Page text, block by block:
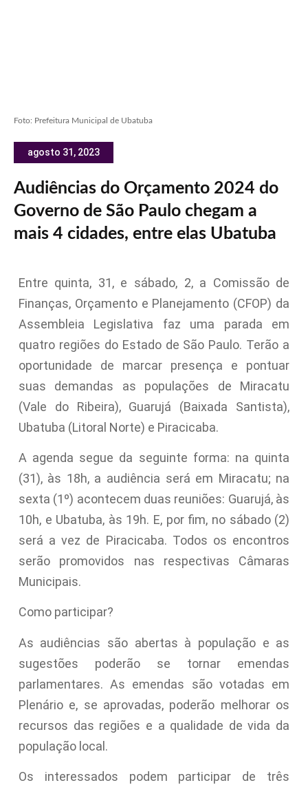
Foto: Prefeitura Municipal de Ubatuba
agosto 31, 2023
Audiências do Orçamento 2024 do
Governo de São Paulo chegam a
mais 4 cidades, entre elas Ubatuba
Entre quinta, 31, e sábado, 2, a Comissão de
Finanças, Orçamento e Planejamento (CFOP) da
Assembleia Legislativa faz uma parada em
quatro regiões do Estado de São Paulo. Terão a
oportunidade de marcar presença e pontuar
suas demandas as populações de Miracatu
(Vale do Ribeira), Guarujá (Baixada Santista),
Ubatuba (Litoral Norte) e Piracicaba.
A agenda segue da seguinte forma: na quinta
(31), às 18h, a audiência será em Miracatu; na
sexta (1º) acontecem duas reuniões: Guarujá, às
10h, e Ubatuba, às 19h. E, por fim, no sábado (2)
será a vez de Piracicaba. Todos os encontros
serão promovidos nas respectivas Câmaras
Municipais.
Como participar?
As audiências são abertas à população e as
sugestões poderão se tornar emendas
parlamentares. As emendas são votadas em
Plenário e, se aprovadas, poderão melhorar os
recursos das regiões e a qualidade de vida da
população local.
Os interessados podem participar de três